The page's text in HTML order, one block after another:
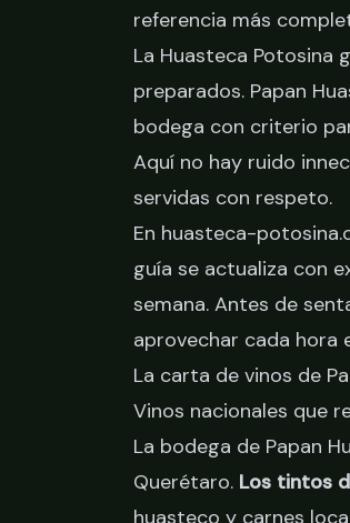
referencia más
La Huasteca Potosina
preparados. Papan
bodega con criterio
Aquí no hay ruido
servidas con respeto.
En huasteca-
guía se actualiza con
semana. Antes de
aprovechar cada hora
La carta de vinos de
Vinos nacionales que
La bodega de Papan
Querétaro. Los tintos